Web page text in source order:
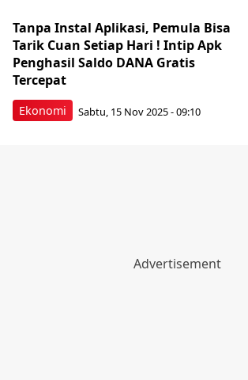
Ekonomi
Tanpa Instal Aplikasi, Pemula Bisa
Tarik Cuan Setiap Hari ! Intip Apk
Penghasil Saldo DANA Gratis
Tercepat
Sabtu, 15 Nov 2025 - 09:10